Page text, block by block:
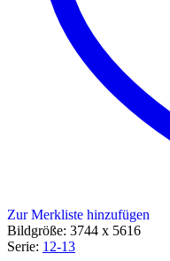
Zur Merkliste hinzufügen
Bildgröße: 3744 x 5616
Serie: 12-13